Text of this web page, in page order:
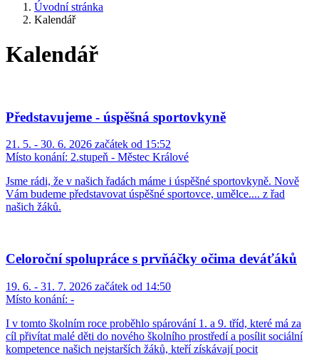
Úvodní stránka
Kalendář
Kalendář
Představujeme - úspěšná sportovkyně
21. 5. - 30. 6. 2026 začátek od 15:52
Místo konání: 2.stupeň - Městec Králové
Jsme rádi, že v našich řadách máme i úspěšné sportovkyně. Nově
Vám budeme představovat úspěšné sportovce, umělce.... z řad
našich žáků.
Celoroční spolupráce s prvňáčky očima deváťáků
19. 6. - 31. 7. 2026 začátek od 14:50
Místo konání: -
I v tomto školním roce proběhlo spárování 1. a 9. tříd, které má za
cíl přivítat malé děti do nového školního prostředí a posílit sociální
kompetence našich nejstarších žáků, kteří získávají pocit